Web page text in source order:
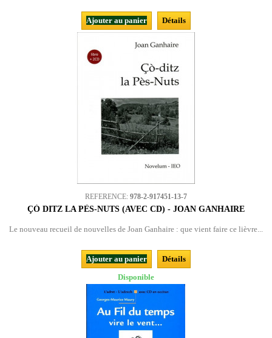
Ajouter au panier Détails
REFERENCE: 978-2-917451-13-7
ÇÒ DITZ LA PÈS-NUTS (AVEC CD) - JOAN GANHAIRE
Le nouveau recueil de nouvelles de Joan Ganhaire : que vient faire ce lièvre...
Ajouter au panier
Détails
Disponible